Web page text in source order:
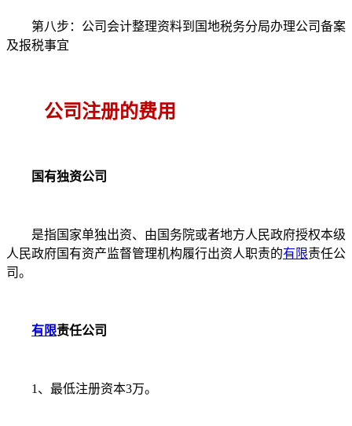
第八步：公司会计整理资料到国地税务分局办理公司备案
及报税事宜
公司注册的费用
国有独资公司
是指国家单独出资、由国务院或者地方人民政府授权本级
人民政府国有资产监督管理机构履行出资人职责的有限责任公
司。
有限责任公司
1、最低注册资本3万。